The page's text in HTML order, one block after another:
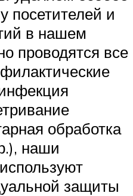
посетителей и
в нашем
проводятся все
обработка
наши
защиты